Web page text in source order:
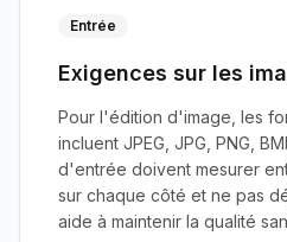
Entrée
Exigences sur les
Pour l'édition d'image, les
incluent JPEG, JPG, PNG,
d'entrée doivent mesurer
sur chaque côté et ne pas
aide à maintenir la qualité